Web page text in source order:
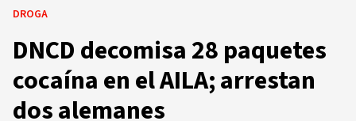
DROGA
DNCD decomisa 28 paquetes
cocaína en el AILA; arrestan
dos alemanes